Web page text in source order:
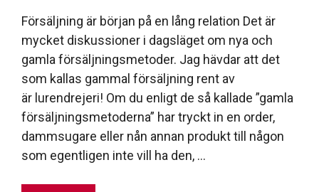
Försäljning är början på en lång relation Det är
mycket diskussioner i dagsläget om nya och
gamla försäljningsmetoder. Jag hävdar att det
som kallas gammal försäljning rent av
är lurendrejeri! Om du enligt de så kallade ”gamla
försäljningsmetoderna” har tryckt in en order,
dammsugare eller nån annan produkt till någon
som egentligen inte vill ha den, …